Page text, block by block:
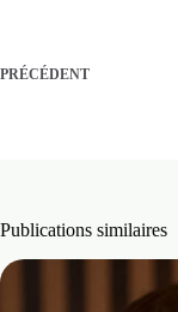
PRÉCÉDENT
Publications similaires